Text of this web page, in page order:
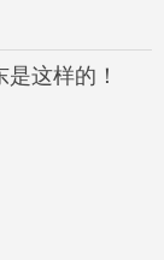
这样的！